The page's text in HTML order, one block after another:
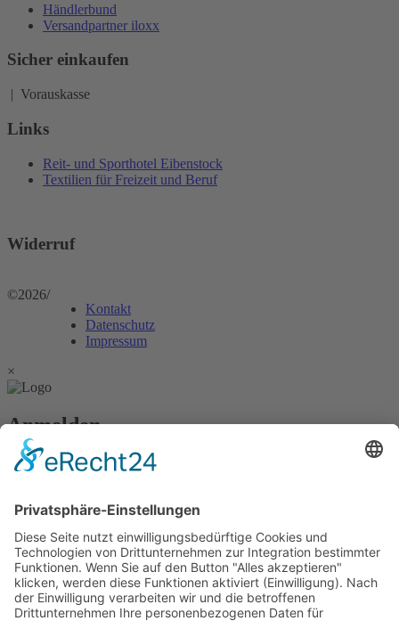
Händlerbund
Versandpartner iloxx
Sicher einkaufen
| Vorauskasse
Links
Reit- und Sporthotel Eibenstock
Textilien für Freizeit und Beruf
Widerruf
©2026/
Kontakt
Datenschutz
Impressum
×
Anmelden
Passwort vergessen?
Angemeldet bleiben
Anmelden